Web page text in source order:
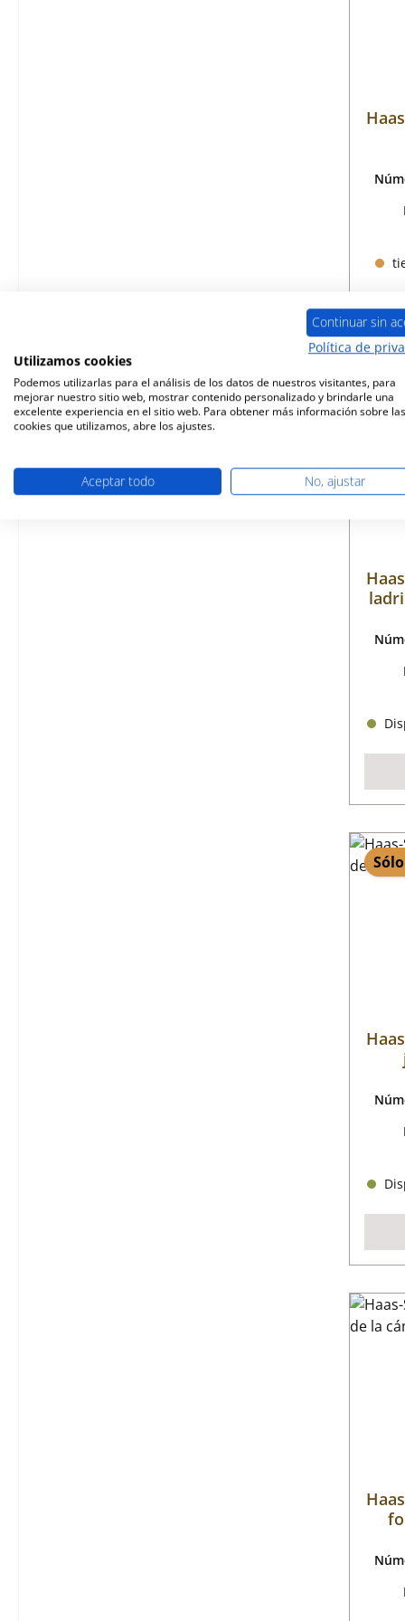
Continuar sin
Política de
Utilizamos cookies
Podemos utilizarlas para el análisis de los datos de nuestros visitantes, para
mejorar nuestro sitio web, mostrar contenido personalizado y brindarle una
excelente experiencia en el sitio web. Para obtener más información sobre las
cookies que utilizamos, abre los ajustes.
Aceptar todo No, ajustar